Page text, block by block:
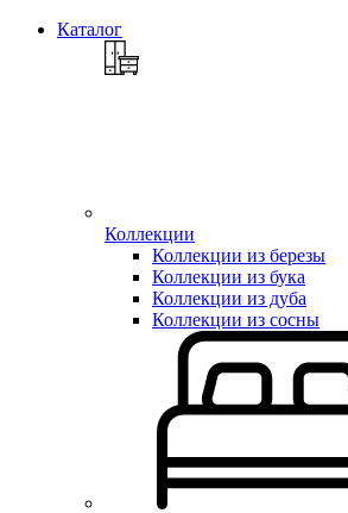
Каталог
Коллекции
Коллекции из березы
Коллекции из бука
Коллекции из дуба
Коллекции из сосны